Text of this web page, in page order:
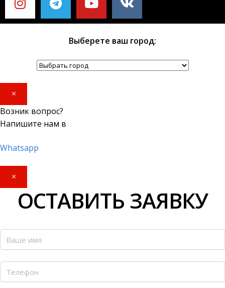
Выберете ваш город:
×
Возник вопрос?
Напишите нам в
Whatsapp
×
ОСТАВИТЬ ЗАЯВКУ